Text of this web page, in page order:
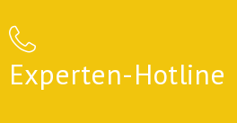
Experten-Hotline